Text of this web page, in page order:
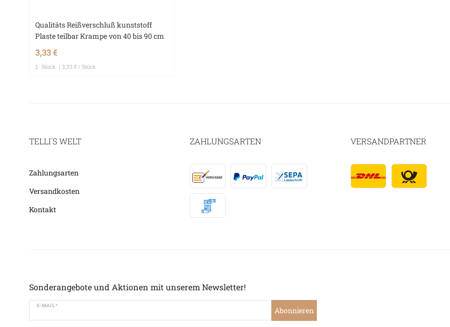
Qualitäts Reißverschluß kunststoff
Plaste teilbar Krampe von 40 bis 90 cm
3,33 €
1 Stück | 3,33 € / Stück
TELLI´S WELT
Zahlungsarten
Versandkosten
Kontakt
ZAHLUNGSARTEN VERSANDPARTNER
Sonderangebote und Aktionen mit unserem Newsletter!
E-MAIL *
Abonnieren